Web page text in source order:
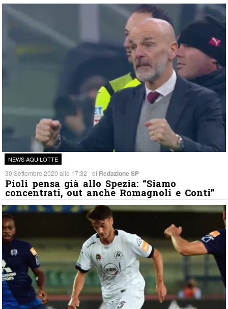
NEWS AQUILOTTE
30 Settembre 2020 alle 17:32 - di Redazione SP
Pioli pensa già allo Spezia: “Siamo
concentrati, out anche Romagnoli e Conti”